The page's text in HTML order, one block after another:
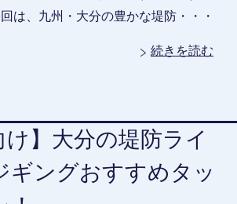
は、九州・大分の豊かな堤防・・・
続きを読む
け】大分の堤防ライ
ギングおすすめタッ